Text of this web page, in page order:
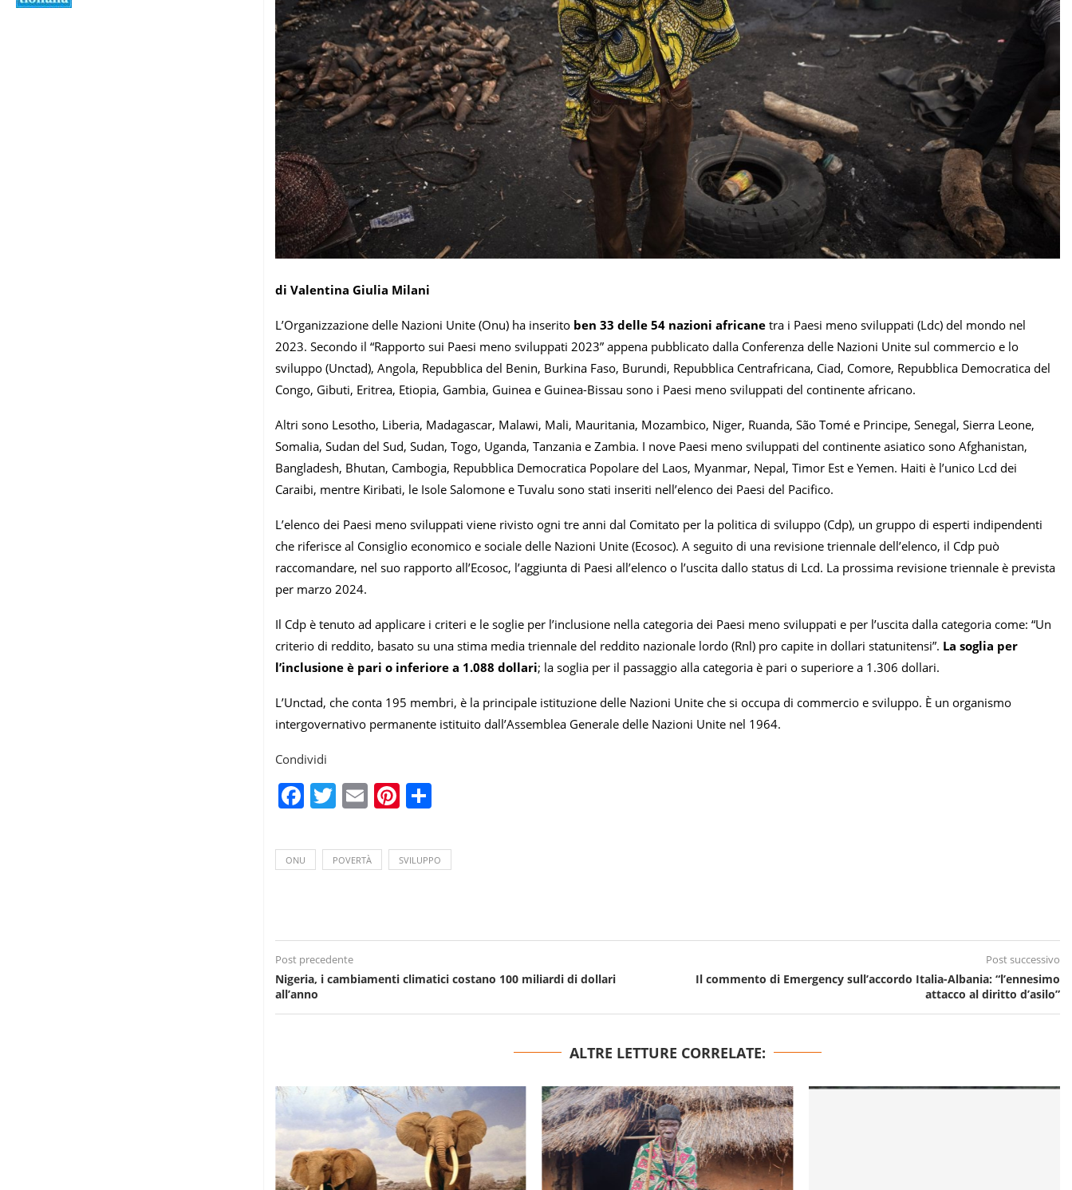
di Valentina Giulia Milani
L’Organizzazione delle Nazioni Unite (Onu) ha inserito ben 33 delle 54 nazioni africane tra i Paesi meno sviluppati (Ldc) del mondo nel
2023. Secondo il “Rapporto sui Paesi meno sviluppati 2023” appena pubblicato dalla Conferenza delle Nazioni Unite sul commercio e lo
sviluppo (Unctad), Angola, Repubblica del Benin, Burkina Faso, Burundi, Repubblica Centrafricana, Ciad, Comore, Repubblica Democratica del
Congo, Gibuti, Eritrea, Etiopia, Gambia, Guinea e Guinea-Bissau sono i Paesi meno sviluppati del continente africano.
Altri sono Lesotho, Liberia, Madagascar, Malawi, Mali, Mauritania, Mozambico, Niger, Ruanda, São Tomé e Principe, Senegal, Sierra Leone,
Somalia, Sudan del Sud, Sudan, Togo, Uganda, Tanzania e Zambia. I nove Paesi meno sviluppati del continente asiatico sono Afghanistan,
Bangladesh, Bhutan, Cambogia, Repubblica Democratica Popolare del Laos, Myanmar, Nepal, Timor Est e Yemen. Haiti è l’unico Lcd dei
Caraibi, mentre Kiribati, le Isole Salomone e Tuvalu sono stati inseriti nell’elenco dei Paesi del Pacifico.
L’elenco dei Paesi meno sviluppati viene rivisto ogni tre anni dal Comitato per la politica di sviluppo (Cdp), un gruppo di esperti indipendenti
che riferisce al Consiglio economico e sociale delle Nazioni Unite (Ecosoc). A seguito di una revisione triennale dell’elenco, il Cdp può
raccomandare, nel suo rapporto all’Ecosoc, l’aggiunta di Paesi all’elenco o l’uscita dallo status di Lcd. La prossima revisione triennale è prevista
per marzo 2024.
Il Cdp è tenuto ad applicare i criteri e le soglie per l’inclusione nella categoria dei Paesi meno sviluppati e per l’uscita dalla categoria come: “Un
criterio di reddito, basato su una stima media triennale del reddito nazionale lordo (Rnl) pro capite in dollari statunitensi”. La soglia per
l’inclusione è pari o inferiore a 1.088 dollari; la soglia per il passaggio alla categoria è pari o superiore a 1.306 dollari.
L’Unctad, che conta 195 membri, è la principale istituzione delle Nazioni Unite che si occupa di commercio e sviluppo. È un organismo
intergovernativo permanente istituito dall’Assemblea Generale delle Nazioni Unite nel 1964.
Condividi
Facebook
Twitter
EmailPinterest
ONU POVERTÀ SVILUPPO
Post precedente
Nigeria, i cambiamenti climatici costano 100 miliardi di dollari
all’anno
Post successivo
Il commento di Emergency sull’accordo Italia-Albania: “l’ennesimo
attacco al diritto d’asilo”
ALTRE LETTURE CORRELATE: